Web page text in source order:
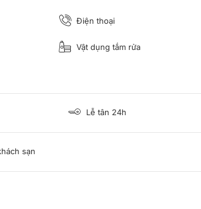
Điện thoại
Vật dụng tắm rửa
Lễ tân 24h
sạn